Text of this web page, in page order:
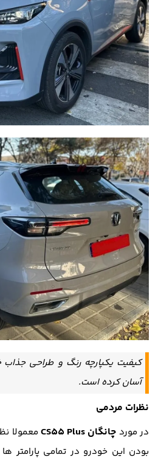
کیفیت یکپارچه رنگ و طراحی جذاب
آسان کرده است.
نظرات مردمی
در مورد چانگان CS55 Plus
معمولا
بودن این خودرو در تمامی پارامتر